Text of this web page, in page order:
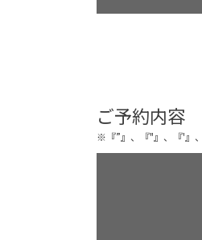
ご予約内容
※『”』、『"』、『'』